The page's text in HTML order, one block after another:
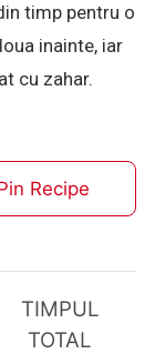
timp pentru o
inainte, iar
cu zahar.
Recipe
TIMPUL
TOTAL